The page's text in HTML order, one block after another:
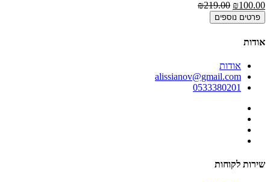
₪100.00
₪219.00
פרטים נוספים
אודות
אודות
alissianov@gmail.com
0533380201
שירות לקוחות